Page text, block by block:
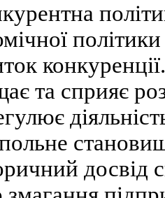
та сприяє
досвід